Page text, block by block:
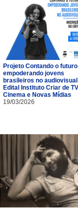
Projeto Contando o
empoderando jovens
brasileiros no
Edital Instituto Criar de
Cinema e Novas Mídias
19/03/2026